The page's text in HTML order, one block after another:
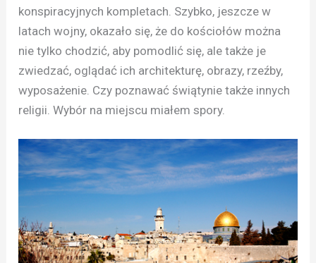
konspiracyjnych kompletach. Szybko, jeszcze w
latach wojny, okazało się, że do kościołów można
nie tylko chodzić, aby pomodlić się, ale także je
zwiedzać, oglądać ich architekturę, obrazy, rzeźby,
wyposażenie. Czy poznawać świątynie także innych
religii. Wybór na miejscu miałem spory.